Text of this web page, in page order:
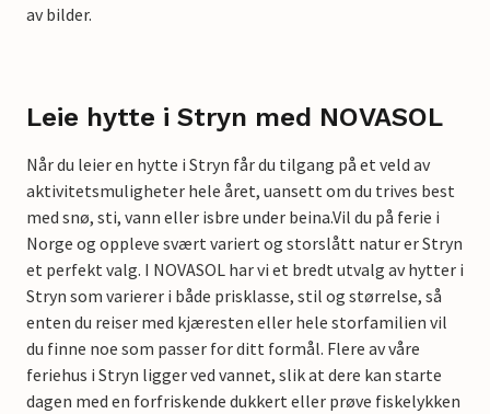
av bilder.
Leie hytte i Stryn med NOVASOL
Når du leier en hytte i Stryn får du tilgang på et veld av
aktivitetsmuligheter hele året, uansett om du trives best
med snø, sti, vann eller isbre under beina.Vil du på ferie i
Norge og oppleve svært variert og storslått natur er Stryn
et perfekt valg. I NOVASOL har vi et bredt utvalg av hytter i
Stryn som varierer i både prisklasse, stil og størrelse, så
enten du reiser med kjæresten eller hele storfamilien vil
du finne noe som passer for ditt formål. Flere av våre
feriehus i Stryn ligger ved vannet, slik at dere kan starte
dagen med en forfriskende dukkert eller prøve fiskelykken